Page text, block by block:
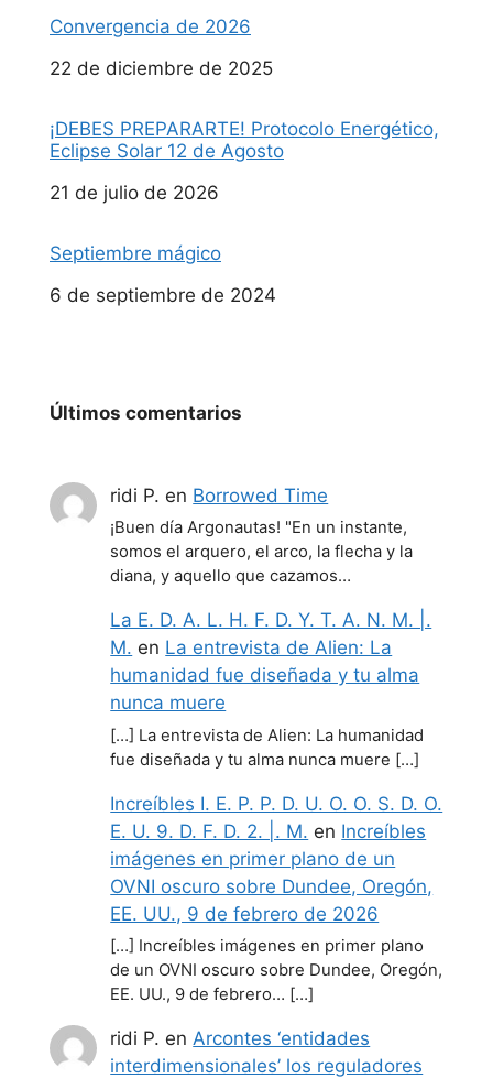
Convergencia de 2026
Fecha
22 de diciembre de 2025
¡DEBES PREPARARTE! Protocolo Energético,
Eclipse Solar 12 de Agosto
Fecha
21 de julio de 2026
Septiembre mágico
Fecha
6 de septiembre de 2024
Últimos comentarios
ridi P. en Borrowed Time
¡Buen día Argonautas! "En un instante,
somos el arquero, el arco, la flecha y la
diana, y aquello que cazamos…
La E. D. A. L. H. F. D. Y. T. A. N. M. |.
M. en La entrevista de Alien: La
humanidad fue diseñada y tu alma
nunca muere
[…] La entrevista de Alien: La humanidad
fue diseñada y tu alma nunca muere […]
Increíbles I. E. P. P. D. U. O. O. S. D. O.
E. U. 9. D. F. D. 2. |. M. en Increíbles
imágenes en primer plano de un
OVNI oscuro sobre Dundee, Oregón,
EE. UU., 9 de febrero de 2026
[…] Increíbles imágenes en primer plano
de un OVNI oscuro sobre Dundee, Oregón,
EE. UU., 9 de febrero… […]
ridi P. en Arcontes ‘entidades
interdimensionales’ los reguladores